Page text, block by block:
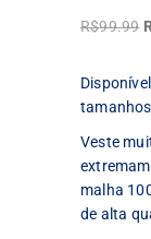
R$99.99
tamanhos
Veste
malha
de alta